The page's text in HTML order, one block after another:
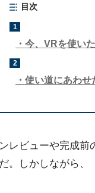
目次
1
今、VRを使い
2
使い道にあわせ
レビューや完成
。しかしながら、